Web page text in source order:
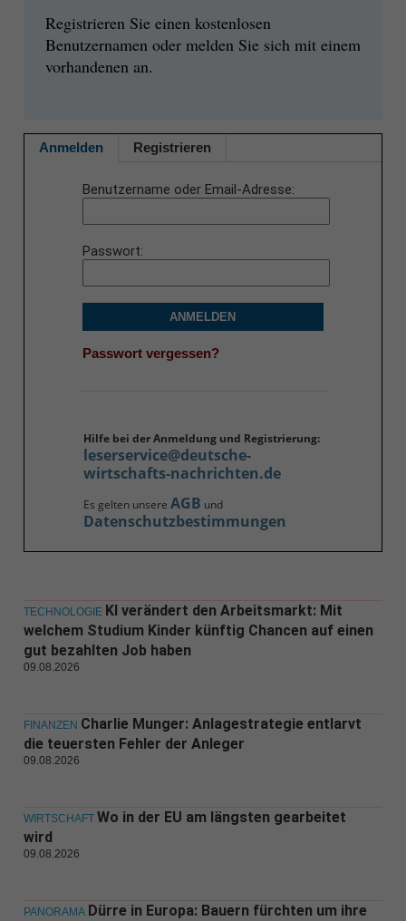
Registrieren Sie einen kostenlosen
Benutzernamen oder melden Sie sich mit einem
vorhandenen an.
Anmelden Registrieren
Benutzername oder Email-Adresse
Passwort
ANMELDEN
Passwort vergessen?
Hilfe bei der Anmeldung und Registrierung:
leserservice@deutsche-
wirtschafts-nachrichten.de
Es gelten unsere AGB und
Datenschutzbestimmungen
TECHNOLOGIE KI verändert den Arbeitsmarkt: Mit
welchem Studium Kinder künftig Chancen auf einen
gut bezahlten Job haben
09.08.2026
FINANZEN Charlie Munger: Anlagestrategie entlarvt
die teuersten Fehler der Anleger
09.08.2026
WIRTSCHAFT Wo in der EU am längsten gearbeitet
wird
09.08.2026
PANORAMA Dürre in Europa: Bauern fürchten um ihre